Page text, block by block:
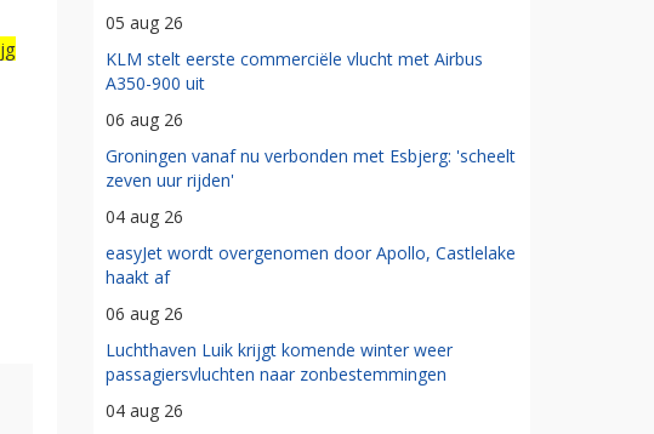
05 aug 26
KLM stelt eerste commerciële vlucht met Airbus
A350-900 uit
06 aug 26
Groningen vanaf nu verbonden met Esbjerg: 'scheelt
zeven uur rijden'
04 aug 26
easyJet wordt overgenomen door Apollo, Castlelake
haakt af
06 aug 26
Luchthaven Luik krijgt komende winter weer
passagiersvluchten naar zonbestemmingen
04 aug 26